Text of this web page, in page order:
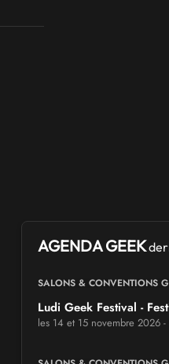
AGENDA GEEK
SALONS & CONVENTIONS
Ludi Geek Festival -
les 14 et 15 novembre 2026 -